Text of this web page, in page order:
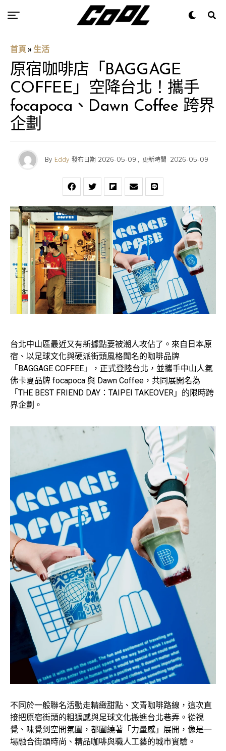
首頁 » 生活
原宿咖啡店「BAGGAGE
COFFEE」空降台北！攜手
focapoca、Dawn Coffee 跨界
企劃
By Eddy 發布日期 2026-05-09 , 更新時間 2026-05-09
台北中山區最近又有新據點要被潮人攻佔了。來自日本原
宿、以足球文化與硬派街頭風格聞名的咖啡品牌
「BAGGAGE COFFEE」，正式登陸台北，並攜手中山人氣
佛卡夏品牌 focapoca 與 Dawn Coffee，共同展開名為
「THE BEST FRIEND DAY：TAIPEI TAKEOVER」的限時跨
界企劃。
不同於一般聯名活動走精緻甜點、文青咖啡路線，這次直
接把原宿街頭的粗獷感與足球文化搬進台北巷弄。從視
覺、味覺到空間氛圍，都圍繞著「力量感」展開，像是一
場融合街頭時尚、精品咖啡與職人工藝的城市實驗。